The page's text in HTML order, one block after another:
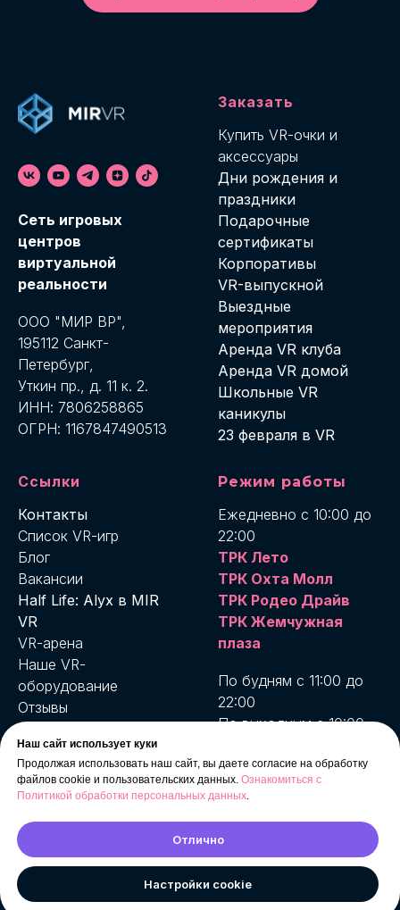
MIRON - Ваш проводник в MIR VR
Cеть игровых
центров
виртуальной
реальности
ООО "МИР ВР",
195112 Санкт-
Петербург,
Уткин пр., д. 11 к. 2.
ИНН: 7806258865
ОГРН: 1167847490513
Заказать
Купить VR-очки и
аксессуары
Дни рождения и
праздники
Подарочные
сертификаты
Корпоративы
VR-выпускной
Выездные
мероприятия
Аренда VR клуба
Аренда VR домой
Школьные VR
каникулы
23 февраля в VR
Ссылки
Контакты
Список VR-игр
Блог
Вакансии
Half Life: Alyx в MIR
VR
VR-арена
Наше VR-
оборудование
Отзывы
Пользовательское
соглашение
Условия возврата и
доставки
оферты
Режим работы
Ежедневно с 10:00 до
22:00
ТРК Лето
ТРК Охта Молл
ТРК Родео Драйв
ТРК Жемчужная
плаза
По будням с 11:00 до
22:00
По выходным с 10:00
MIR VR Бухарестская
MIR VR
Наш сайт использует куки
Продолжая использовать наш сайт, вы даете согласие на обработку
файлов cookie и пользовательских данных. Ознакомиться с
Политикой обработки персональных данных.
Отлично
Настройки cookie